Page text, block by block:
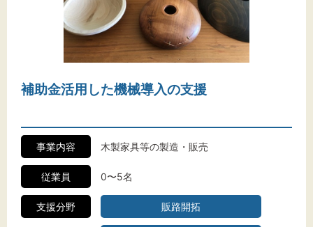
補助金活用した機械導入の支援
事業内容 木製家具等の製造・販売
従業員 0〜5名
支援分野 販路開拓